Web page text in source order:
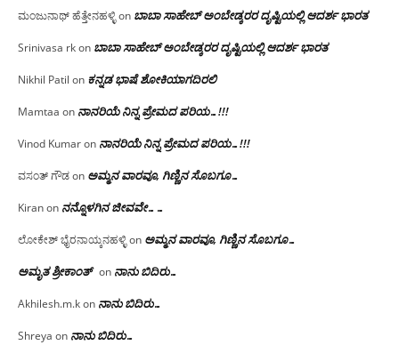
ಮಂಜುನಾಥ್ ಹೆತ್ತೇನಹಳ್ಳಿon ಬಾಬಾ ಸಾಹೇಬ್ ಅಂಬೇಡ್ಕರರ ದೃಷ್ಟಿಯಲ್ಲಿ ಆದರ್ಶ ಭಾರತ
Srinivasa rkon ಬಾಬಾ ಸಾಹೇಬ್ ಅಂಬೇಡ್ಕರರ ದೃಷ್ಟಿಯಲ್ಲಿ ಆದರ್ಶ ಭಾರತ
Nikhil Patil on ಕನ್ನಡ ಭಾಷೆ ಶೋಕಿಯಾಗದಿರಲಿ
Mamtaa on ನಾನರಿಯೆ ನಿನ್ನ ಪ್ರೇಮದ ಪರಿಯ…!!!
Vinod Kumaron ನಾನರಿಯೆ ನಿನ್ನ ಪ್ರೇಮದ ಪರಿಯ…!!!
ವಸಂತ್ ಗೌಡon ಅಮ್ಮನ ವಾರವೂ, ಗಿಣ್ಣಿನ ಸೊಬಗೂ…
Kiranon ನನ್ನೊಳಗಿನ ಜೀವವೇ……
ಲೋಕೇಶ್ ಭೈರನಾಯ್ಕನಹಳ್ಳಿon ಅಮ್ಮನ ವಾರವೂ, ಗಿಣ್ಣಿನ ಸೊಬಗೂ…
ಅಮೃತ ಶ್ರೀಕಾಂತ್ on ನಾನು ಬಿದಿರು…
Akhilesh.m.kon ನಾನು ಬಿದಿರು…
Shreya on ನಾನು ಬಿದಿರು…